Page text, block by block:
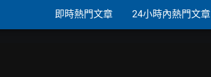
即時熱門文章 24小時內熱門文章